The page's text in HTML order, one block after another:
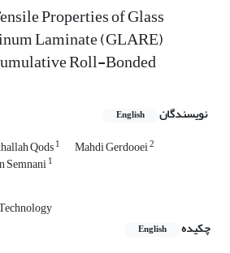
Properties of Glass
Laminate (GLARE)
Roll-Bonded
نویسندگان English
Qods1 Mahdi Gerdooei2
Semnani1
چکیده
English